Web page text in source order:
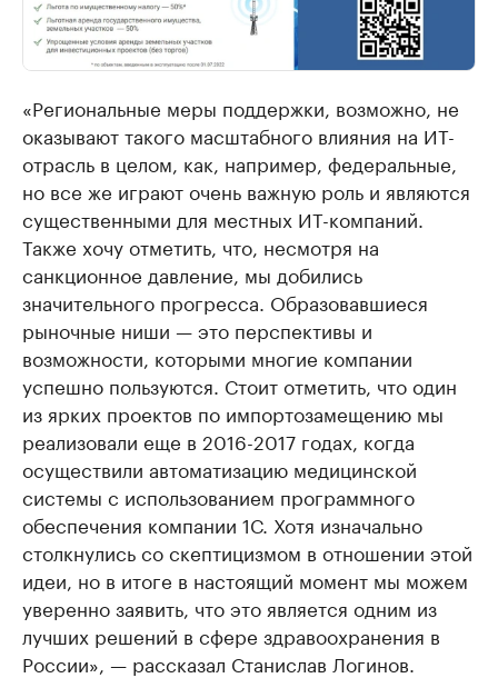
«Региональные меры поддержки, возможно, не
оказывают такого масштабного влияния на ИТ-
отрасль в целом, как, например, федеральные,
но все же играют очень важную роль и являются
существенными для местных ИТ-компаний.
Также хочу отметить, что, несмотря на
санкционное давление, мы добились
значительного прогресса. Образовавшиеся
рыночные ниши — это перспективы и
возможности, которыми многие компании
успешно пользуются. Стоит отметить, что один
из ярких проектов по импортозамещению мы
реализовали еще в 2016-2017 годах, когда
осуществили автоматизацию медицинской
системы с использованием программного
обеспечения компании 1С. Хотя изначально
столкнулись со скептицизмом в отношении этой
идеи, но в итоге в настоящий момент мы можем
уверенно заявить, что это является одним из
лучших решений в сфере здравоохранения в
России», — рассказал Станислав Логинов.